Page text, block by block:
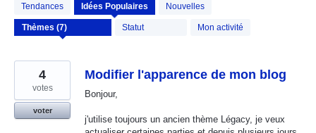
Tendances Idées Populaires Nouvelles
Statut Mon activité
résultats
trouvés
Modifier l'apparence de mon blog
Bonjour,
j'utilise toujours un ancien thème Légacy, je veux
4
votes
voter